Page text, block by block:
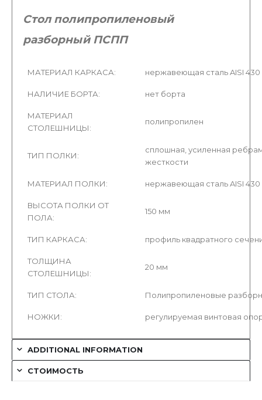
Стол полипропиленовый
разборный ПСПП
МАТЕРИАЛ КАРКАСА: нержавеющая сталь AISI 430
НАЛИЧИЕ БОРТА: нет борта
МАТЕРИАЛ
СТОЛЕШНИЦЫ:
полипропилен
ТИП ПОЛКИ:
сплошная, усиленная
жесткости
МАТЕРИАЛ ПОЛКИ: нержавеющая сталь AISI 430
ВЫСОТА ПОЛКИ ОТ
ПОЛА:
150 мм
ТИП КАРКАСА: профиль квадратного
ТОЛЩИНА
СТОЛЕШНИЦЫ:
20 мм
ТИП СТОЛА: Полипропиленовые
НОЖКИ: регулируемая винтовая
ADDITIONAL INFORMATION
СТОИМОСТЬ